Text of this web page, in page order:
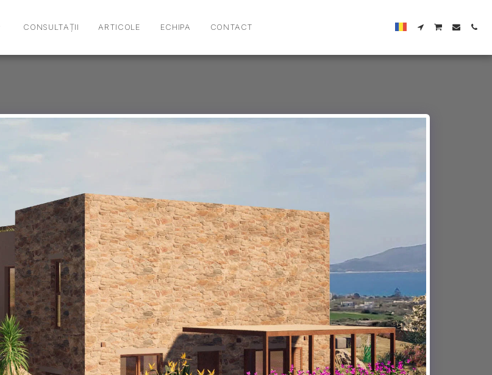
CONSULTAȚII ARTICOLE ECHIPA CONTACT